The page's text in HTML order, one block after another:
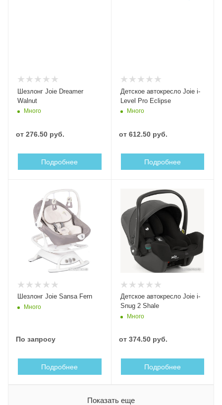
Шезлонг Joie Dreamer
Walnut
Много
от 276.50 руб.
Подробнее
Детское автокресло Joie i-
Level Pro Eclipse
Много
от 612.50 руб.
Подробнее
Шезлонг Joie Sansa Fern
Много
По запросу
Подробнее
Детское автокресло Joie i-
Snug 2 Shale
Много
от 374.50 руб.
Подробнее
Показать еще